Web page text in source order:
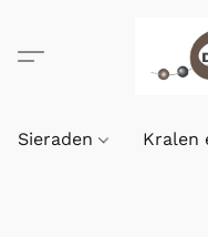
Sieraden Kralen